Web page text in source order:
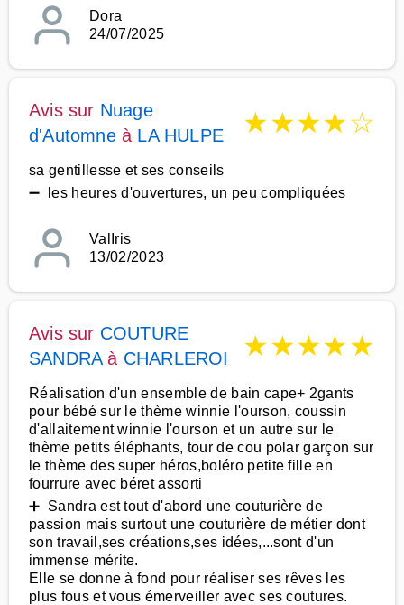
Dora
24/07/2025
Avis sur Nuage
d'Automneà LA HULPE ★★★★☆
sa gentillesse et ses conseils
➖ les heures d'ouvertures, un peu compliquées
ValIris
13/02/2023
Avis sur COUTURE
SANDRAà CHARLEROI ★★★★★
Réalisation d'un ensemble de bain cape+ 2gants
pour bébé sur le thème winnie l'ourson, coussin
d'allaitement winnie l'ourson et un autre sur le
thème petits éléphants, tour de cou polar garçon sur
le thème des super héros,boléro petite fille en
fourrure avec béret assorti
➕ Sandra est tout d'abord une couturière de
passion mais surtout une couturière de métier dont
son travail,ses créations,ses idées,...sont d'un
immense mérite.
Elle se donne à fond pour réaliser ses rêves les
plus fous et vous émerveiller avec ses coutures.